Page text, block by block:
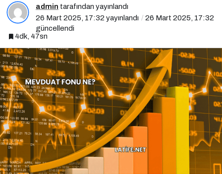
admin tarafından yayınlandı
26 Mart 2025, 17:32 yayınlandı
26 Mart 2025, 17:32
güncellendi
4dk, 47sn